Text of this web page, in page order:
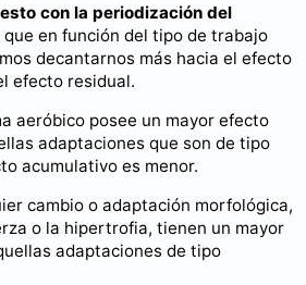
con la periodización del
que en función del tipo de trabajo
decantarnos más hacia el efecto
efecto residual.
aeróbico posee un mayor efecto
adaptaciones que son de tipo
acumulativo es menor.
cambio o adaptación morfológica,
o la hipertrofia, tienen un mayor
adaptaciones de tipo